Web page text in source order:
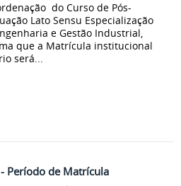
do Curso de Pós-
Lato Sensu Especialização
e Gestão Industrial,
que a Matrícula institucional
será...
- Período de Matrícula